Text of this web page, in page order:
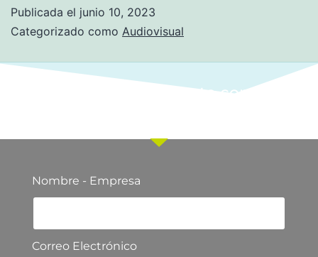
Publicada el junio 10, 2023
Categorizado como Audiovisual
Ponte en contacto con
Nombre - Empresa
Correo Electrónico